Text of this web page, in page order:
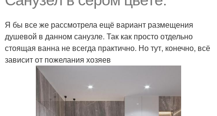
Я бы все же рассмотрела ещё вариант размещения
душевой в данном санузле. Так как просто отдельно
стоящая ванна не всегда практично. Но тут, конечно, всё
зависит от пожелания хозяев